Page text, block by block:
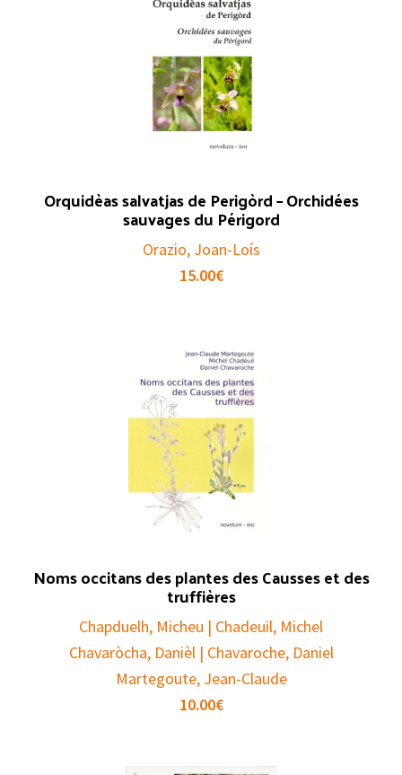
Orquidèas salvatjas de Perigòrd – Orchidées
sauvages du Périgord
Orazio, Joan-Loís
15.00€
Noms occitans des plantes des Causses et des
truffières
Chapduelh, Micheu | Chadeuil, Michel
Chavaròcha, Danièl | Chavaroche, Daniel
Martegoute, Jean-Claude
10.00€